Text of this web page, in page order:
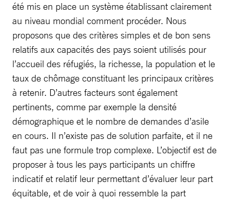
été mis en place un système établissant clairement
au niveau mondial comment procéder. Nous
proposons que des critères simples et de bon sens
relatifs aux capacités des pays soient utilisés pour
l’accueil des réfugiés, la richesse, la population et le
taux de chômage constituant les principaux critères
à retenir. D’autres facteurs sont également
pertinents, comme par exemple la densité
démographique et le nombre de demandes d’asile
en cours. Il n’existe pas de solution parfaite, et il ne
faut pas une formule trop complexe. L’objectif est de
proposer à tous les pays participants un chiffre
indicatif et relatif leur permettant d’évaluer leur part
équitable, et de voir à quoi ressemble la part